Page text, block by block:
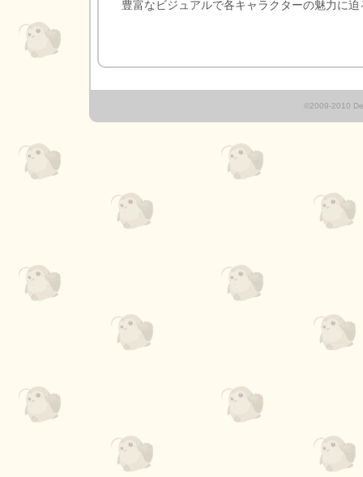
豊富なビジュアルで各キャラクターの魅力に迫
©2009-2010